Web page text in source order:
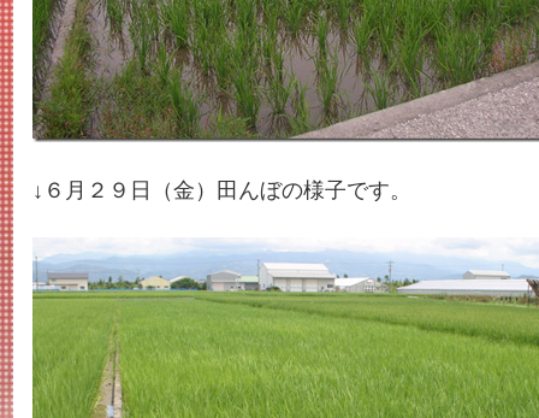
↓６月２９日（金）田んぼの様子です。